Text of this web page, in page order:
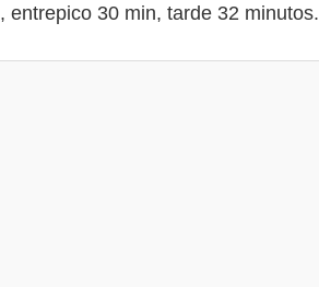
entrepico 30 min, tarde 32 minutos.